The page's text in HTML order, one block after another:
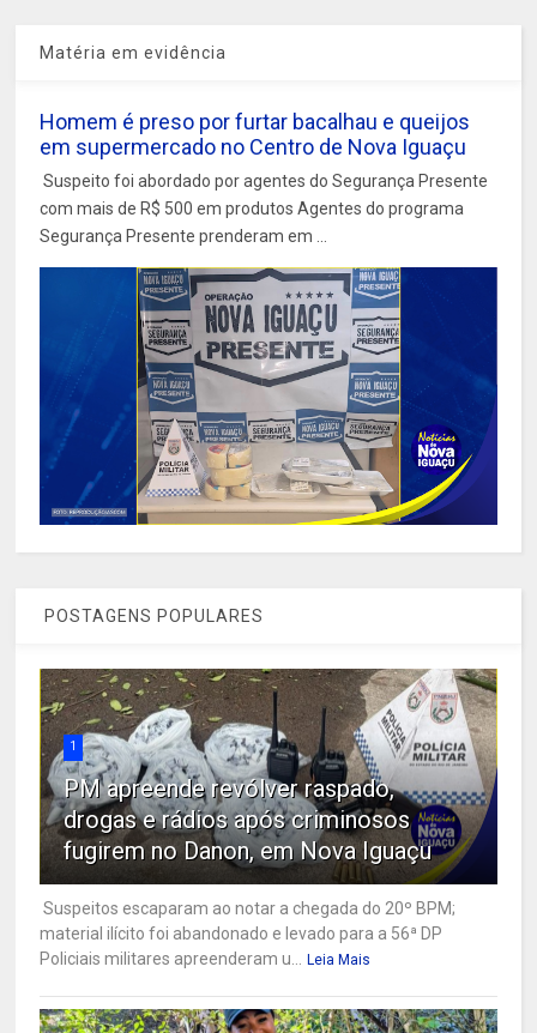
Matéria em evidência
Homem é preso por furtar bacalhau e queijos
em supermercado no Centro de Nova Iguaçu
Suspeito foi abordado por agentes do Segurança Presente
com mais de R$ 500 em produtos Agentes do programa
Segurança Presente prenderam em ...
POSTAGENS POPULARES
1
PM apreende revólver raspado,
drogas e rádios após criminosos
fugirem no Danon, em Nova Iguaçu
Suspeitos escaparam ao notar a chegada do 20º BPM;
material ilícito foi abandonado e levado para a 56ª DP
Policiais militares apreenderam u...
Leia Mais